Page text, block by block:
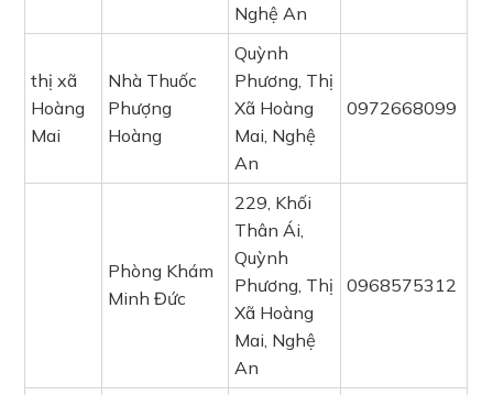
Nghệ An
thị xã
Hoàng
Mai
Nhà Thuốc
Phượng
Hoàng
Quỳnh
Phương, Thị
Xã Hoàng
Mai, Nghệ
An
0972668099
Phòng Khám
Minh Đức
229, Khối
Thân Ái,
Quỳnh
Phương, Thị
Xã Hoàng
Mai, Nghệ
An
0968575312